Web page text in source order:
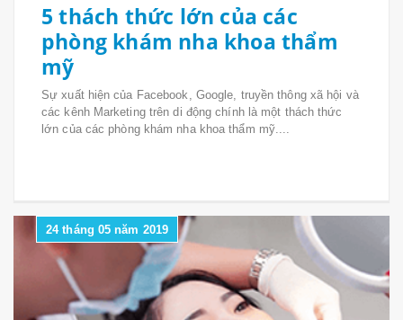
5 thách thức lớn của các
phòng khám nha khoa thẩm
mỹ
Sự xuất hiện của Facebook, Google, truyền thông xã hội và
các kênh Marketing trên di động chính là một thách thức
lớn của các phòng khám nha khoa thẩm mỹ....
24 tháng 05 năm 2019